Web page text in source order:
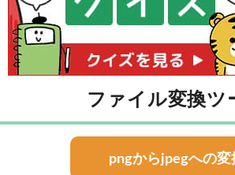
ファイル変換ツ
pngからjpegへの変